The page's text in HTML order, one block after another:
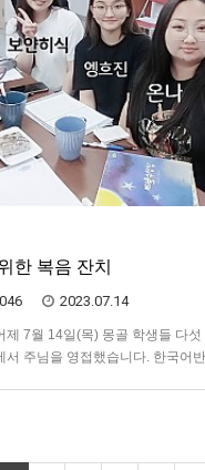
한 복음 잔치
2023.07.14
제 7월 14일(목) 몽골 학생들 다섯
주님을 영접했습니다. 한국어
수업)…